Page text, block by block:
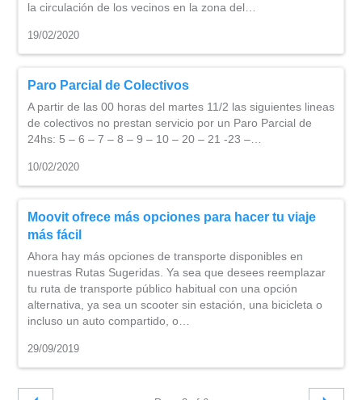
la circulación de los vecinos en la zona del…
19/02/2020
Paro Parcial de Colectivos
A partir de las 00 horas del martes 11/2 las siguientes lineas
de colectivos no prestan servicio por un Paro Parcial de
24hs: 5 – 6 – 7 – 8 – 9 – 10 – 20 – 21 -23 –…
10/02/2020
Moovit ofrece más opciones para hacer tu viaje
más fácil
Ahora hay más opciones de transporte disponibles en
nuestras Rutas Sugeridas. Ya sea que desees reemplazar
tu ruta de transporte público habitual con una opción
alternativa, ya sea un scooter sin estación, una bicicleta o
incluso un auto compartido, o…
29/09/2019